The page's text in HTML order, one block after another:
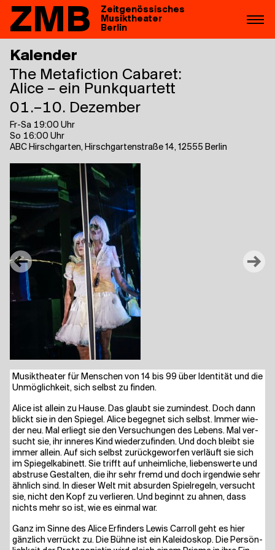
ZMB
Zeitgenössisches
Musiktheater
Berlin
Kalender
The Metafiction Cabaret:
Ali­ce – ein Punkquartett
01.–10. Dezember
Fr-Sa 19:00 Uhr
So 16:00 Uhr
ABC Hirschgarten, Hirschgartenstraße 14, 12555 Berlin
← →
Musik­thea­ter für Men­schen von 14 bis 99 über Iden­ti­tät und die
Unmög­lich­keit, sich selbst zu finden.
Ali­ce ist allein zu Hau­se. Das glaubt sie zumin­dest. Doch dann
blickt sie in den Spie­gel. Ali­ce begeg­net sich selbst. Immer wie­
der neu. Mal erliegt sie den Ver­su­chun­gen des Lebens. Mal ver­
sucht sie, ihr inne­res Kind wie­der­zu­fin­den. Und doch bleibt sie
immer allein. Auf sich selbst zurück­ge­wor­fen ver­läuft sie sich
im Spie­gel­ka­bi­nett. Sie trifft auf unheim­li­che, lie­bens­wer­te und
abstru­se Gestal­ten, die ihr sehr fremd und doch irgend­wie sehr
ähn­lich sind. In die­ser Welt mit absur­den Spiel­re­geln, ver­sucht
sie, nicht den Kopf zu ver­lie­ren. Und beginnt zu ahnen, dass
nichts mehr so ist, wie es ein­mal war.
Ganz im Sin­ne des Ali­ce Erfin­ders Lewis Car­roll geht es hier
gänz­lich ver­rückt zu. Die Büh­ne ist ein Kalei­do­skop. Die Per­sön­